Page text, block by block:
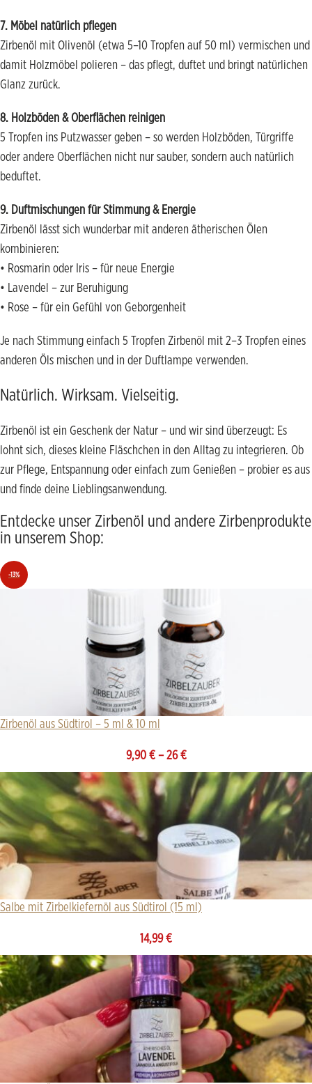
7. Möbel natürlich pflegen
Zirbenöl mit Olivenöl (etwa 5–10 Tropfen auf 50 ml) vermischen und
damit Holzmöbel polieren – das pflegt, duftet und bringt natürlichen
Glanz zurück.
8. Holzböden & Oberflächen reinigen
5 Tropfen ins Putzwasser geben – so werden Holzböden, Türgriffe
oder andere Oberflächen nicht nur sauber, sondern auch natürlich
beduftet.
9. Duftmischungen für Stimmung & Energie
Zirbenöl lässt sich wunderbar mit anderen ätherischen Ölen
kombinieren:
• Rosmarin oder Iris – für neue Energie
• Lavendel – zur Beruhigung
• Rose – für ein Gefühl von Geborgenheit
Je nach Stimmung einfach 5 Tropfen Zirbenöl mit 2–3 Tropfen eines
anderen Öls mischen und in der Duftlampe verwenden.
Natürlich. Wirksam. Vielseitig.
Zirbenöl ist ein Geschenk der Natur – und wir sind überzeugt: Es
lohnt sich, dieses kleine Fläschchen in den Alltag zu integrieren. Ob
zur Pflege, Entspannung oder einfach zum Genießen – probier es aus
und finde deine Lieblingsanwendung.
Entdecke unser Zirbenöl und andere Zirbenprodukte
in unserem Shop:
-13%
Zirbenöl aus Südtirol – 5 ml & 10 ml
9,90 €– 26€
Salbe mit Zirbelkiefernöl aus Südtirol (15 ml)
14,99€